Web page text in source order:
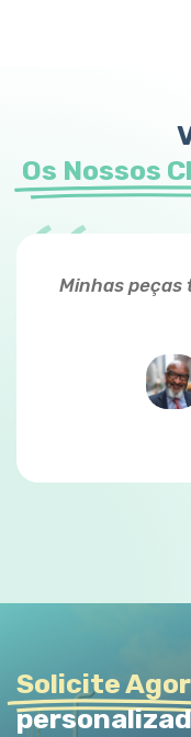
Os Nossos
Minhas peças
Solicite